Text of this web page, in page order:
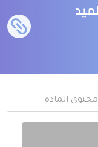
محتوى المادة